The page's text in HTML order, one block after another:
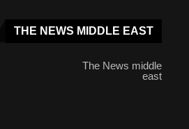
THE NEWS MIDDLE EAST
The News middle
east